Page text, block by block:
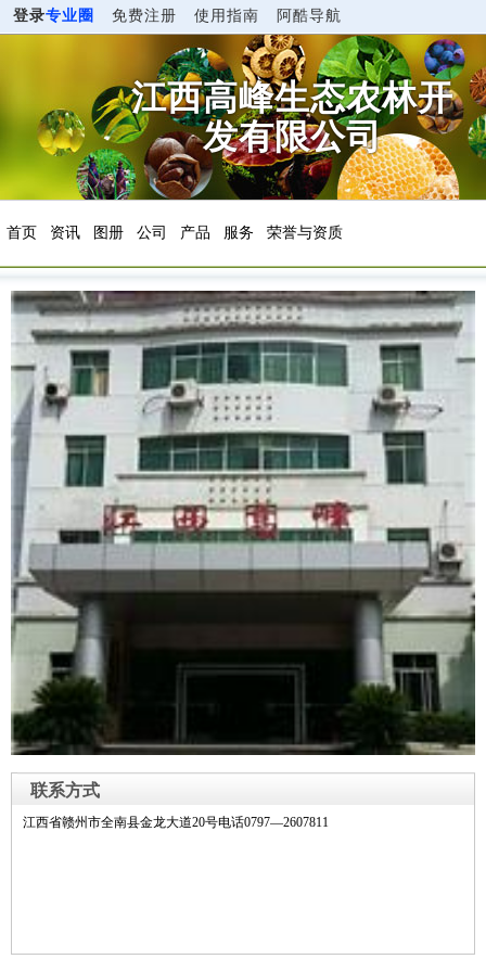
登录专业圈 免费注册 使用指南 阿酷导航
江西高峰生态农林开
发有限公司
首页 资讯 图册 公司 产品 服务 荣誉与资质
联系方式
江西省赣州市全南县金龙大道20号电话0797—2607811